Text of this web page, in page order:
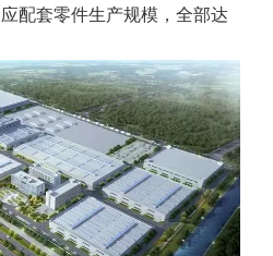
配套零件生产规模，全部达